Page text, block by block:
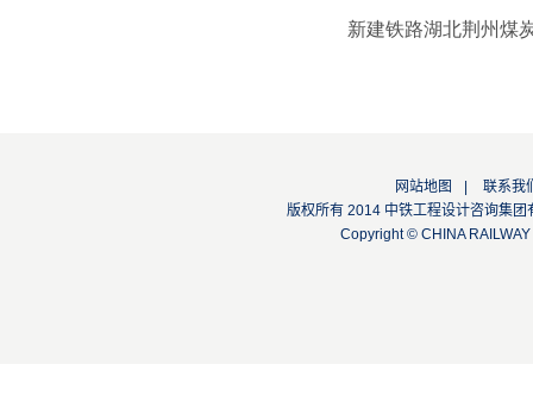
新建铁路湖北荆州煤
网站地图
联系我
版权所有 2014 中铁工程设计咨询
Copyright © CHINA